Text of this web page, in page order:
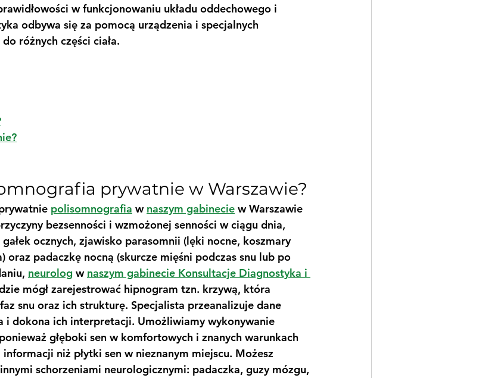
w funkcjonowaniu układu oddechowego i
odbywa się za pomocą urządzenia i specjalnych
różnych części ciała.
prywatnie w Warszawie?
polisomnografia w naszym gabinecie w Warszawie
bezsenności i wzmożonej senności w ciągu dnia,
ocznych, zjawisko parasomnii (lęki nocne, koszmary
oraz padaczkę nocną (skurcze mięśni podczas snu lub po
neurolog w naszym gabinecie Konsultacje Diagnostyka i
mógł zarejestrować hipnogram tzn. krzywą, która
snu oraz ich strukturę. Specjalista przeanalizuje dane
i dokona ich interpretacji. Umożliwiamy wykonywanie
głęboki sen w komfortowych i znanych warunkach
niż płytki sen w nieznanym miejscu. Możesz
schorzeniami neurologicznymi: padaczka, guzy mózgu,